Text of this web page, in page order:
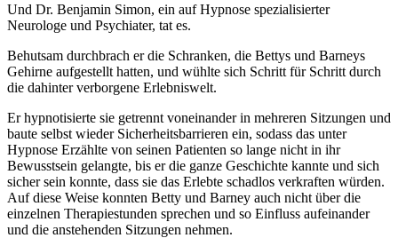
Und Dr. Benjamin Simon, ein auf Hypnose spezialisierter
Neurologe und Psychiater, tat es.
Behutsam durchbrach er die Schranken, die Bettys und Barneys
Gehirne aufgestellt hatten, und wühlte sich Schritt für Schritt durch
die dahinter verborgene Erlebniswelt.
Er hypnotisierte sie getrennt voneinander in mehreren Sitzungen und
baute selbst wieder Sicherheitsbarrieren ein, sodass das unter
Hypnose Erzählte von seinen Patienten so lange nicht in ihr
Bewusstsein gelangte, bis er die ganze Geschichte kannte und sich
sicher sein konnte, dass sie das Erlebte schadlos verkraften würden.
Auf diese Weise konnten Betty und Barney auch nicht über die
einzelnen Therapiestunden sprechen und so Einfluss aufeinander
und die anstehenden Sitzungen nehmen.